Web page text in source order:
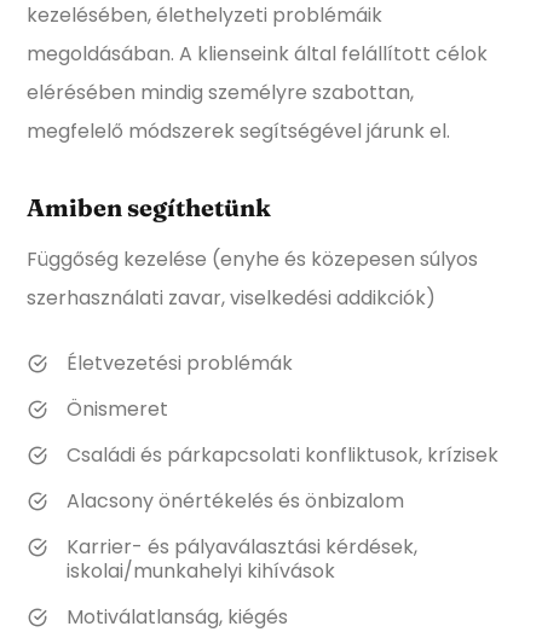
kezelésében, élethelyzeti problémáik
megoldásában. A klienseink által felállított célok
elérésében mindig személyre szabottan,
megfelelő módszerek segítségével járunk el.
Amiben segíthetünk
Függőség kezelése (enyhe és közepesen súlyos
szerhasználati zavar, viselkedési addikciók)
Életvezetési problémák
Önismeret
Családi és párkapcsolati konfliktusok, krízisek
Alacsony önértékelés és önbizalom
Karrier- és pályaválasztási kérdések,
iskolai/munkahelyi kihívások
Motiválatlanság, kiégés